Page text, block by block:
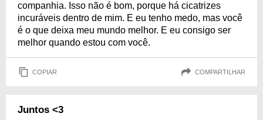
companhia. Isso não é bom, porque há cicatrizes
incuráveis dentro de mim. E eu tenho medo, mas você
é o que deixa meu mundo melhor. E eu consigo ser
melhor quando estou com você.
COPIAR COMPARTILHAR
Juntos <3